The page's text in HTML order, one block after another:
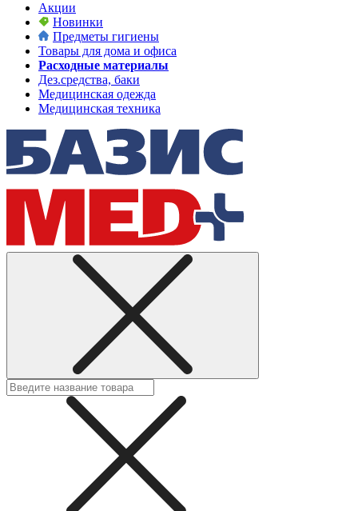
Акции
Новинки
Предметы гигиены
Товары для дома и офиса
Расходные материалы
Дез.средства, баки
Медицинская одежда
Медицинская техника